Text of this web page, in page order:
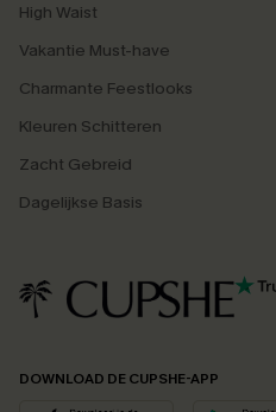
High Waist
Vakantie Must-have
Charmante Feestlooks
Kleuren Schitteren
Zacht Gebreid
Dagelijkse Basis
DOWNLOAD DE CUPSHE-APP